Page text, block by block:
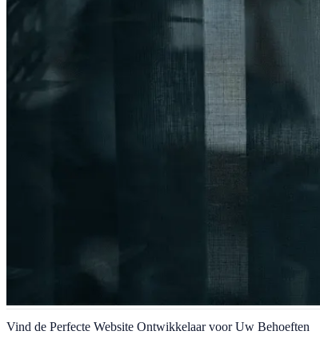
Website ontwikkeling
Vind de Perfecte Website Ontwikkelaar voor Uw Behoeften